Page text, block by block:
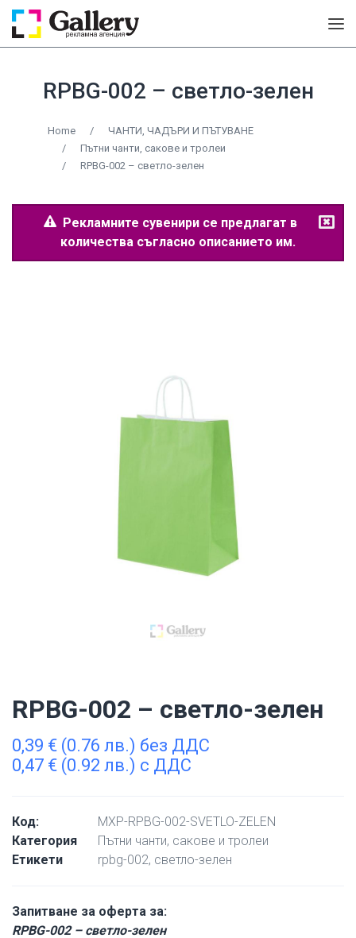
RPBG-002 – светло-зелен
Home /
ЧАНТИ, ЧАДЪРИ И ПЪТУВАНЕ
/
Пътни чанти, сакове и тролеи
/
RPBG-002 – светло-зелен
Рекламните сувенири се предлагат в
количества съгласно описанието им.
RPBG-002 – светло-зелен
0,39 € (0.76 лв.) без ДДС
0,47 € (0.92 лв.) с ДДС
Код:
MXP-RPBG-002-SVETLO-ZELEN
Категория
Пътни чанти, сакове и тролеи
Етикети
rpbg-002, светло-зелен
Запитване за оферта за:
RPBG-002 – светло-зелен